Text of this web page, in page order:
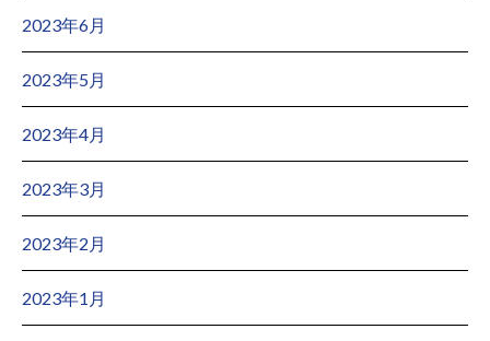
2023年6月
2023年5月
2023年4月
2023年3月
2023年2月
2023年1月